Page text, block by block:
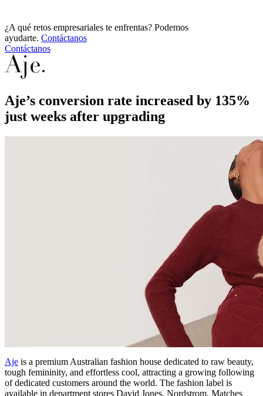
¿A qué retos empresariales te enfrentas? Podemos
ayudarte. Contáctanos
Contáctanos
Aje’s conversion rate increased by 135%
just weeks after upgrading
Aje is a premium Australian fashion house dedicated to raw beauty,
tough femininity, and effortless cool, attracting a growing following
of dedicated customers around the world. The fashion label is
available in department stores David Jones, Nordstrom, Matches